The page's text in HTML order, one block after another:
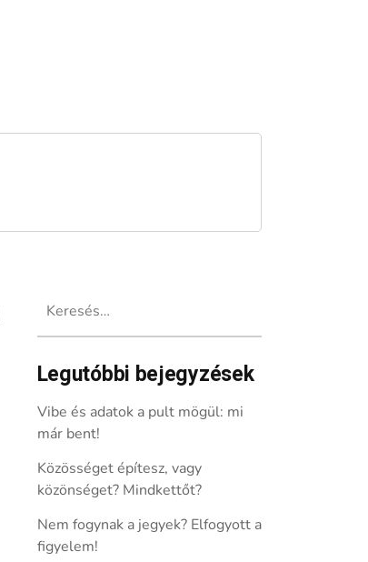
Legutóbbi bejegyzések
Vibe és adatok a pult mögül: mi
már bent!
Közösséget építesz, vagy
közönséget? Mindkettőt?
Nem fogynak a jegyek? Elfogyott a
figyelem!